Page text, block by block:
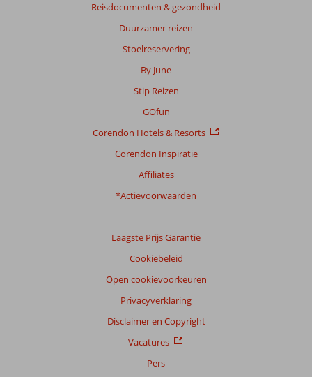
Reisdocumenten & gezondheid
Duurzamer reizen
Stoelreservering
By June
Stip Reizen
GOfun
Corendon Hotels & Resorts
Corendon Inspiratie
Affiliates
*Actievoorwaarden
Laagste Prijs Garantie
Cookiebeleid
Open cookievoorkeuren
Privacyverklaring
Disclaimer en Copyright
Vacatures
Pers